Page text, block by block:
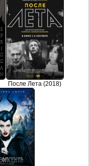
После Лета (2018)